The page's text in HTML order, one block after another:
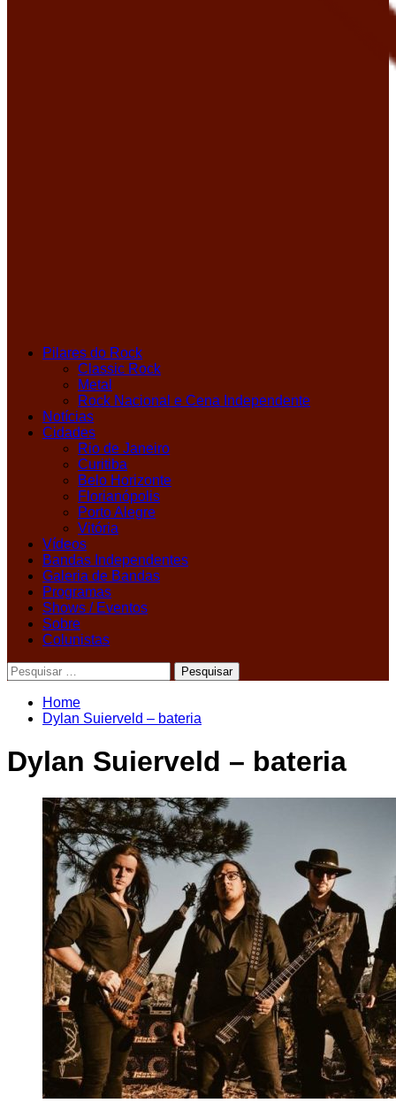
Pilares do Rock
Classic Rock
Metal
Rock Nacional e Cena Independente
Notícias
Cidades
Rio de Janeiro
Curitiba
Belo Horizonte
Florianópolis
Porto Alegre
Vitória
Vídeos
Bandas Independentes
Galeria de Bandas
Programas
Shows / Eventos
Sobre
Colunistas
Pesquisar
por:
Home
Dylan Suierveld – bateria
Dylan Suierveld – bateria